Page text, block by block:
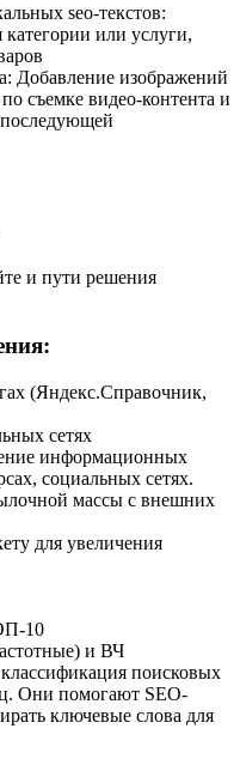
seo-текстов:
или услуги,
Добавление изображений
съемке видео-контента и
последующей
и пути решения
(Яндекс.Справочник,
сетях
информационных
социальных сетях.
массы с внешних
для увеличения
10
и ВЧ
поисковых
Они помогают SEO-
ключевые слова для